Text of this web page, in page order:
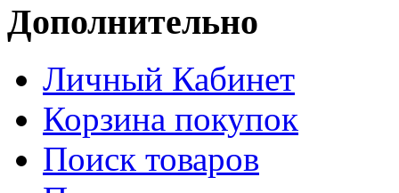
Дополнительно
Личный Кабинет
Корзина покупок
Поиск товаров